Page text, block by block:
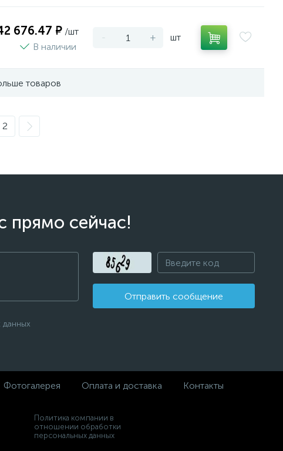
676.47 ₽ /шт
В наличии
- + шт
товаров
2
прямо сейчас!
Отправить сообщение
Фотогалерея Оплата и доставка Контакты
Политика компании в
отношении обработки
персональных данных